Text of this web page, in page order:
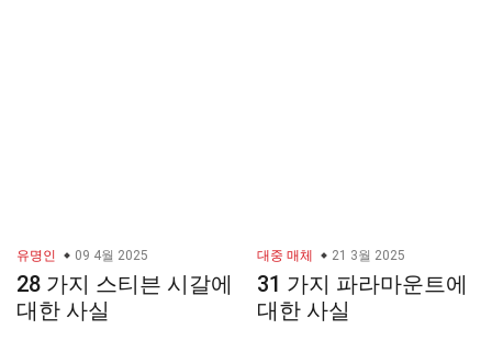
유명인 09 4월 2025
28 가지 스티븐 시갈에
대한 사실
대중 매체 21 3월 2025
31 가지 파라마운트에
대한 사실